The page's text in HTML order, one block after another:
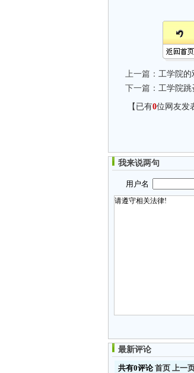
上一篇： 工学院的
下一篇： 工学院跳
【已有0位网友发
我来说两句
用户名
最新评论
共有0评论首页 上一